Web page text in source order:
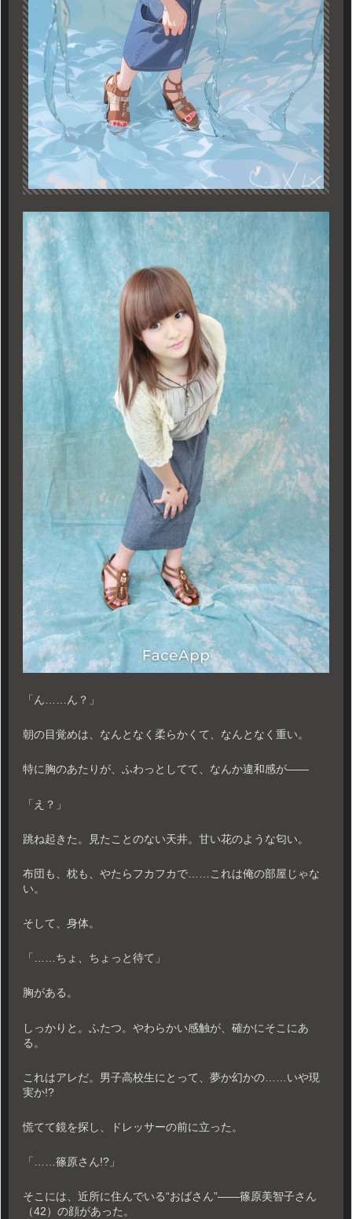
「ん……ん？」
朝の目覚めは、なんとなく柔らかくて、なんとなく重い。
特に胸のあたりが、ふわっとしてて、なんか違和感が――
「え？」
跳ね起きた。見たことのない天井。甘い花のような匂い。
布団も、枕も、やたらフカフカで……これは俺の部屋じゃな
い。
そして、身体。
「……ちょ、ちょっと待て」
胸がある。
しっかりと。ふたつ。やわらかい感触が、確かにそこにあ
る。
これはアレだ。男子高校生にとって、夢か幻かの……いや現
実か!?
慌てて鏡を探し、ドレッサーの前に立った。
「……篠原さん!?」
そこには、近所に住んでいる“おばさん”――篠原美智子さん
（42）の顔があった。